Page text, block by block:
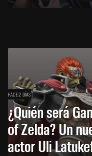
HACE 2 DÍAS
¿Quién será
of Zelda? Un
actor Uli